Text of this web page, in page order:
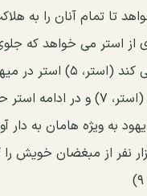
میهانی دعوت می
قوم یهود را دارد
نفر از مبغضان خویش را